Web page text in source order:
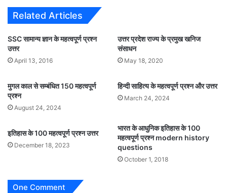
Related Articles
SSC सामान्य ज्ञान के महत्वपूर्ण प्रश्न
उत्तर
April 13, 2016
उत्तर प्रदेश राज्य के प्रमुख खनिज
संसाधन
May 18, 2020
मुगल काल से सम्बंधित 150 महत्वपूर्ण
प्रश्न
August 24, 2024
हिन्दी साहित्य के महत्वपूर्ण प्रश्न और उत्तर
March 24, 2024
इतिहास के 100 महत्वपूर्ण प्रश्न उत्तर
December 18, 2023
भारत के आधुनिक इतिहास के 100
महत्वपूर्ण प्रश्न modern history
questions
October 1, 2018
One Comment